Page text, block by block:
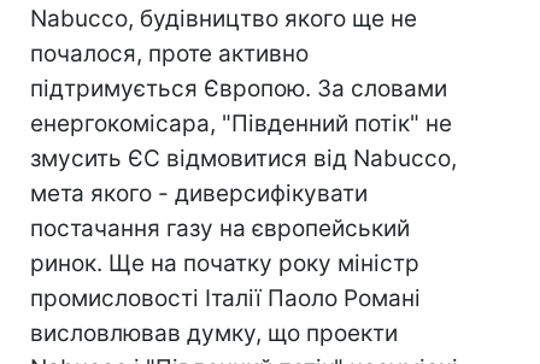
Nabucco, будівництво якого ще не
почалося, проте активно
підтримується Європою. За словами
енергокомісара, "Південний потік" не
змусить ЄС відмовитися від Nabucco,
мета якого - диверсифікувати
постачання газу на європейський
ринок. Ще на початку року міністр
промисловості Італії Паоло Романі
висловлював думку, що проекти